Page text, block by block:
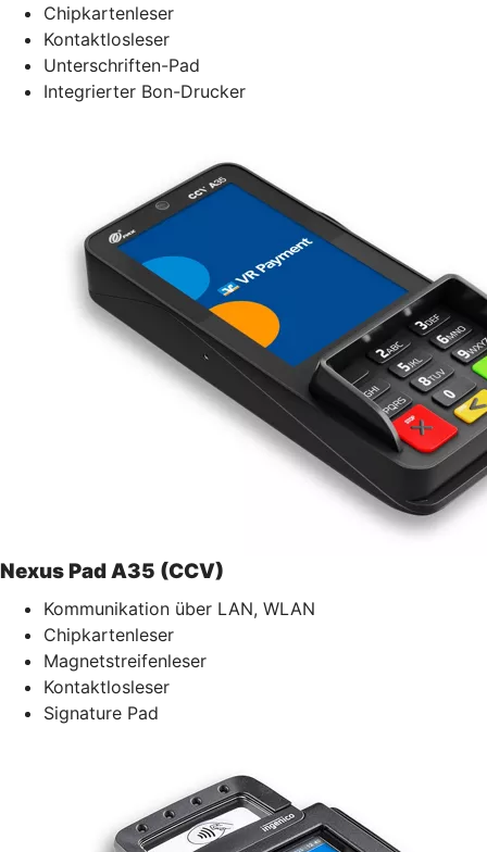
Chipkartenleser
Kontaktlosleser
Unterschriften-Pad
Integrierter Bon-Drucker
Nexus Pad A35 (CCV)
Kommunikation über LAN, WLAN
Chipkartenleser
Magnetstreifenleser
Kontaktlosleser
Signature Pad